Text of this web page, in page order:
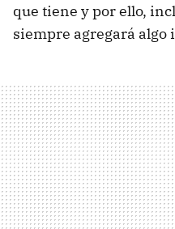
que tiene y por ello,
siempre agregará algo